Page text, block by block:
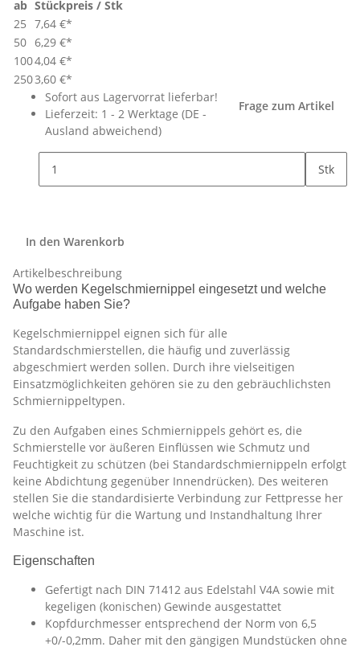
ab Stückpreis / Stk
25 7,64 €*
50 6,29 €*
1004,04 €*
2503,60 €*
Sofort aus Lagervorrat lieferbar!
Lieferzeit: 1 - 2 Werktage (DE -
Ausland abweichend)
Frage zum Artikel
Stk
In den Warenkorb
Artikelbeschreibung
Wo werden Kegelschmiernippel eingesetzt und welche
Aufgabe haben Sie?
Kegelschmiernippel eignen sich für alle
Standardschmierstellen, die häufig und zuverlässig
abgeschmiert werden sollen. Durch ihre vielseitigen
Einsatzmöglichkeiten gehören sie zu den gebräuchlichsten
Schmiernippeltypen.
Zu den Aufgaben eines Schmiernippels gehört es, die
Schmierstelle vor äußeren Einflüssen wie Schmutz und
Feuchtigkeit zu schützen (bei Standardschmiernippeln erfolgt
keine Abdichtung gegenüber Innendrücken). Des weiteren
stellen Sie die standardisierte Verbindung zur Fettpresse her
welche wichtig für die Wartung und Instandhaltung Ihrer
Maschine ist.
Eigenschaften
Gefertigt nach DIN 71412 aus Edelstahl V4A sowie mit
kegeligen (konischen) Gewinde ausgestattet
Kopfdurchmesser entsprechend der Norm von 6,5
+0/-0,2mm. Daher mit den gängigen Mundstücken ohne